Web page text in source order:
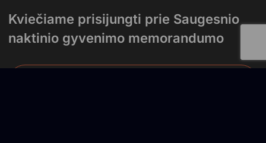
Kviečiame prisijungti prie Saugesnio
naktinio gyvenimo memorandumo